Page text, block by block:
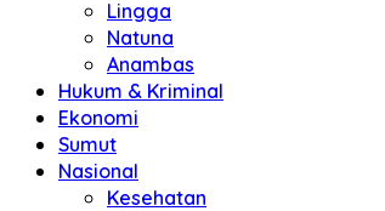
Lingga
Natuna
Anambas
Hukum & Kriminal
Ekonomi
Sumut
Nasional
Kesehatan